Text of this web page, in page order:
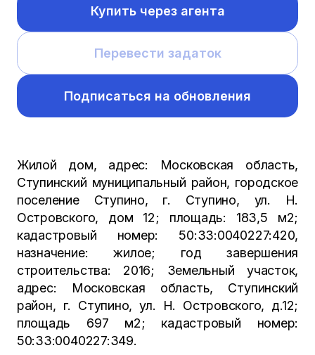
Купить через агента
Перевести задаток
Подписаться на обновления
Жилой дом, адрес: Московская область,
Ступинский муниципальный район, городское
поселение Ступино, г. Ступино, ул. Н.
Островского, дом 12; площадь: 183,5 м2;
кадастровый номер: 50:33:0040227:420,
назначение: жилое; год завершения
строительства: 2016; Земельный участок,
адрес: Московская область, Ступинский
район, г. Ступино, ул. Н. Островского, д.12;
площадь 697 м2; кадастровый номер:
50:33:0040227:349.